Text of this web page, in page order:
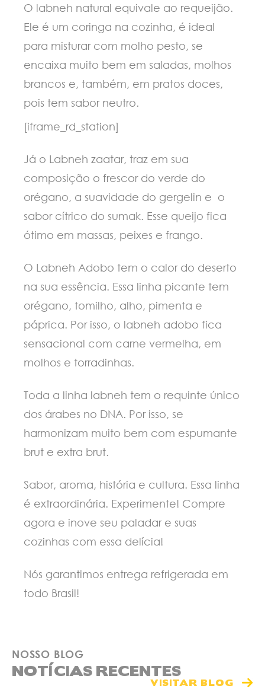
O labneh natural equivale ao requeijão.
Ele é um coringa na cozinha, é ideal
para misturar com molho pesto, se
encaixa muito bem em saladas, molhos
brancos e, também, em pratos doces,
pois tem sabor neutro.
[iframe_rd_station]
Já o Labneh zaatar, traz em sua
composição o frescor do verde do
orégano, a suavidade do gergelin e o
sabor cítrico do sumak. Esse queijo fica
ótimo em massas, peixes e frango.
O Labneh Adobo tem o calor do deserto
na sua essência. Essa linha picante tem
orégano, tomilho, alho, pimenta e
páprica. Por isso, o labneh adobo fica
sensacional com carne vermelha, em
molhos e torradinhas.
Toda a linha labneh tem o requinte único
dos árabes no DNA. Por isso, se
harmonizam muito bem com espumante
brut e extra brut.
Sabor, aroma, história e cultura. Essa linha
é extraordinária. Experimente! Compre
agora e inove seu paladar e suas
cozinhas com essa delícia!
Nós garantimos entrega refrigerada em
todo Brasil!
NOSSO BLOG
NOTÍCIAS RECENTES
VISITAR BLOG